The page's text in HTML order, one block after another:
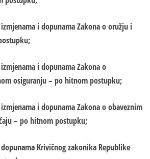
i dopunama Zakona o oružju i
i dopunama Zakona o
osiguranju – po hitnom postupku;
i dopunama Zakona o obaveznim
– po hitnom postupku;
Krivičnog zakonika Republike